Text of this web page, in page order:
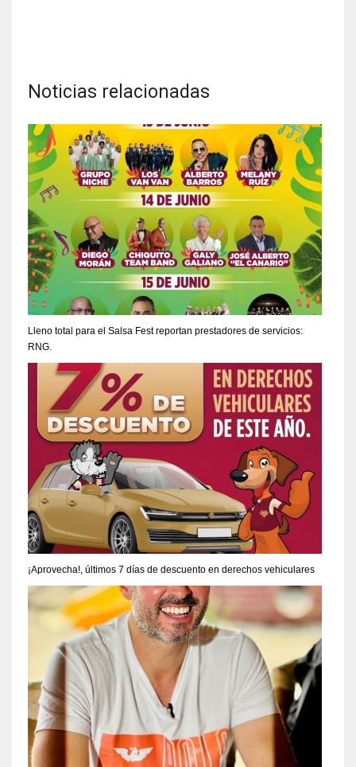
Noticias relacionadas
Lleno total para el Salsa Fest reportan prestadores de servicios:
RNG.
¡Aprovecha!, últimos 7 días de descuento en derechos vehiculares